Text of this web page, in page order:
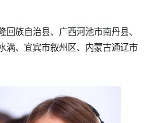
族自治县、广西河池市南丹县、
满、宜宾市叙州区、内蒙古通辽市